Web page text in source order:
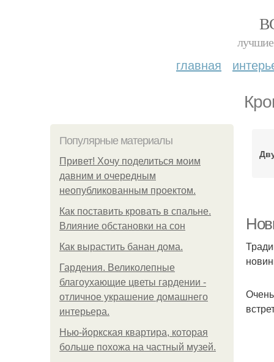
лучшие
главная
Популярные материалы
Привет! Хочу поделиться моим
давним и очередным
неопубликованным проектом.
Как поставить кровать в спальне.
Влияние обстановки на сон
Как вырастить банан дома.
Гардения. Великолепные
благоухающие цветы гардении -
отличное украшение домашнего
интерьера.
Нью-йоркская квартира, которая
больше похожа на частный музей.